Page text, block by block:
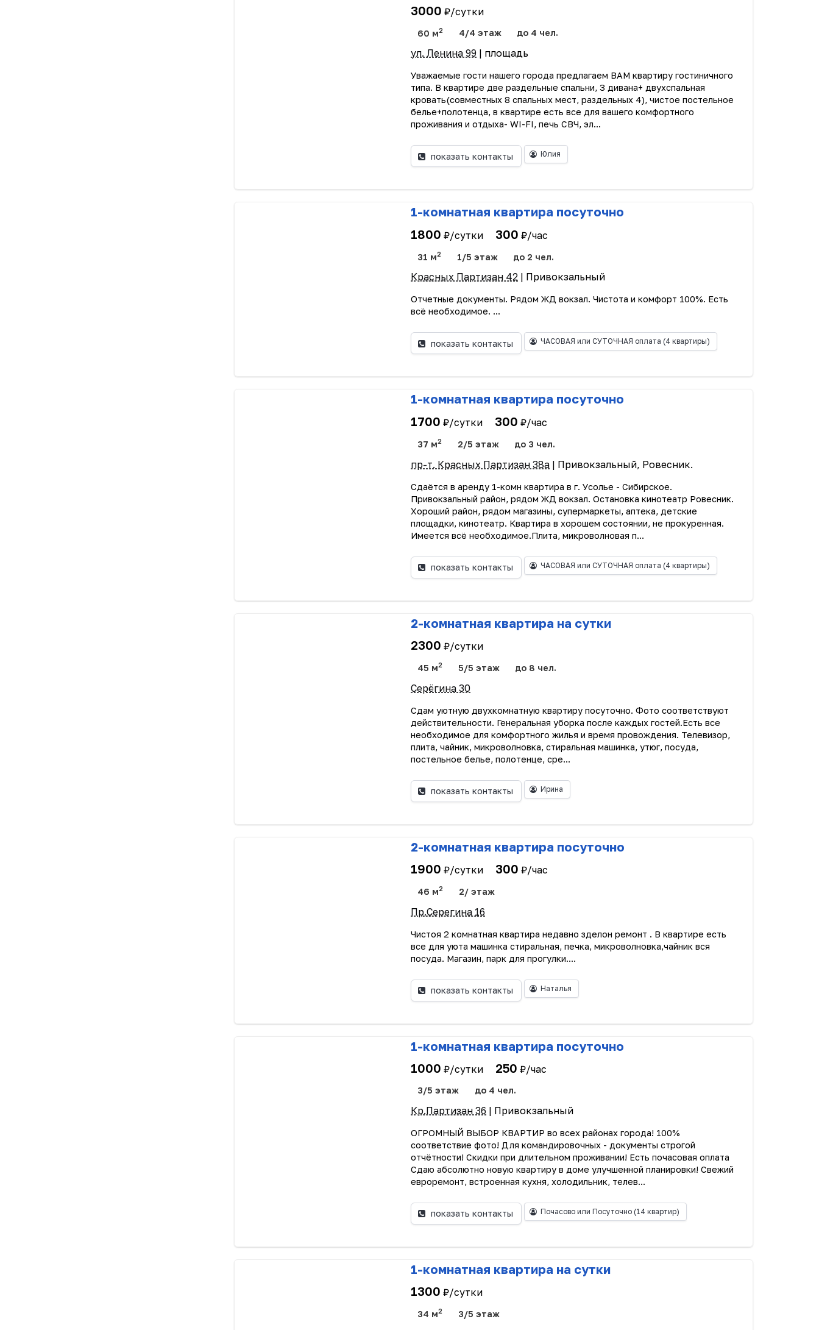
3000 ₽/сутки
60 м2 4/4 этаж до 4 чел.
ул. Ленина 99 | площадь
Уважаемые гости нашего города предлагаем ВАМ квартиру гостиничного
типа. В квартире две раздельные спальни, 3 дивана+ двухспальная
кровать(совместных 8 спальных мест, раздельных 4), чистое постельное
белье+полотенца, в квартире есть все для вашего комфортного
проживания и отдыха- WI-FI, печь СВЧ, эл...
показать контакты Юлия
1-комнатная квартира посуточно
1800 ₽/сутки 300 ₽/час
31 м2 1/5 этаж до 2 чел.
Красных Партизан 42 | Привокзальный
Отчетные документы. Рядом ЖД вокзал. Чистота и комфорт 100%. Есть
всё необходимое. ...
показать контакты ЧАСОВАЯ или СУТОЧНАЯ оплата (4 квартиры)
1-комнатная квартира посуточно
1700 ₽/сутки 300 ₽/час
37 м2 2/5 этаж до 3 чел.
пр-т. Красных Партизан 38а | Привокзальный, Ровесник.
Сдаётся в аренду 1-комн квартира в г. Усолье - Сибирское.
Привокзальный район, рядом ЖД вокзал. Остановка кинотеатр Ровесник.
Хороший район, рядом магазины, супермаркеты, аптека, детские
площадки, кинотеатр. Квартира в хорошем состоянии, не прокуренная.
Имеется всё необходимое.Плита, микроволновая п...
показать контакты ЧАСОВАЯ или СУТОЧНАЯ оплата (4 квартиры)
2-комнатная квартира на сутки
2300 ₽/сутки
45 м2 5/5 этаж до 8 чел.
Серёгина 30
Сдам уютную двухкомнатную квартиру посуточно. Фото соответствуют
действительности. Генеральная уборка после каждых гостей. ​ Есть все
необходимое для комфортного жилья и время провождения. Телевизор,
плита, чайник, микроволновка, стиральная машинка, утюг, посуда,
постельное белье, полотенце, сре...
показать контакты Ирина
2-комнатная квартира посуточно
1900 ₽/сутки 300 ₽/час
46 м2 2/ этаж
Пр.Серегина 16
Чистоя 2 комнатная квартира недавно зделон ремонт . В квартире есть
все для уюта машинка стиральная, печка, микроволновка,чайник вся
посуда. Магазин, парк для прогулки....
показать контакты Наталья
1-комнатная квартира посуточно
1000 ₽/сутки 250 ₽/час
3/5 этаж до 4 чел.
Кр.Партизан 36 | Привокзальный
ОГРОМНЫЙ ВЫБОР КВАРТИР во всех районах города! 100%
соответствие фото! Для командировочных - документы строгой
отчётности! Скидки при длительном проживании! Есть почасовая оплата
Сдаю абсолютно новую квартиру в доме улучшенной планировки! Свежий
евроремонт, встроенная кухня, холодильник, телев...
показать контакты Почасово или Посуточно (14 квартир)
1-комнатная квартира на сутки
1300 ₽/сутки
34 м2 3/5 этаж